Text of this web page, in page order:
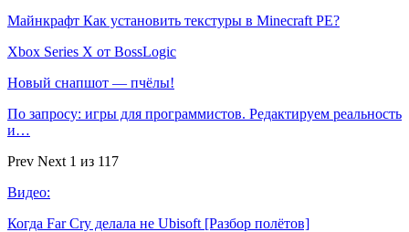
Майнкрафт Как установить текстуры в Minecraft PE?
Xbox Series X от BossLogic
Новый снапшот — пчёлы!
По запросу: игры для программистов. Редактируем реальность
и…
Prev Next 1 из 117
Видео:
Когда Far Cry делала не Ubisoft [Разбор полётов]